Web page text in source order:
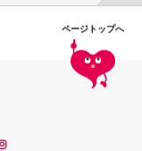
ページトップへ